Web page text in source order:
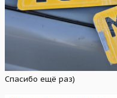
Спасибо ещё раз)